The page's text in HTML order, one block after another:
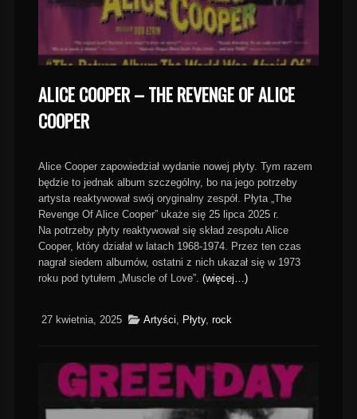
ALICE COOPER – THE REVENGE OF ALICE
COOPER
Alice Cooper zapowiedział wydanie nowej płyty. Tym razem
będzie to jednak album szczególny, bo na jego potrzeby
artysta reaktywował swój oryginalny zespół. Płyta „The
Revenge Of Alice Cooper” ukaże się 25 lipca 2025 r.
Na potrzeby płyty reaktywował się skład zespołu Alice
Cooper, który działał w latach 1968-1974. Przez ten czas
nagrał siedem albumów, ostatni z nich ukazał się w 1973
roku pod tytułem „Muscle of Love”. (więcej…)
27 kwietnia, 2025 Artyści, Płyty, rock